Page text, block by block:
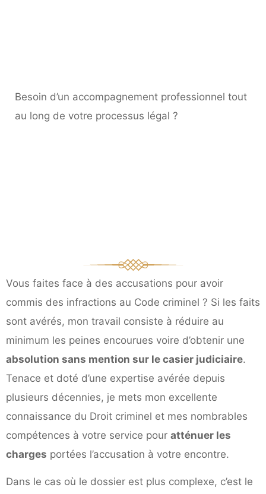
Besoin d’un accompagnement professionnel tout
au long de votre processus légal ?
Vous faites face à des accusations pour avoir
commis des infractions au Code criminel ? Si les faits
sont avérés, mon travail consiste à réduire au
minimum les peines encourues voire d’obtenir une
absolution sans mention sur le casier judiciaire.
Tenace et doté d’une expertise avérée depuis
plusieurs décennies, je mets mon excellente
connaissance du Droit criminel et mes nombrables
compétences à votre service pour atténuer les
charges portées l’accusation à votre encontre.
Dans le cas où le dossier est plus complexe, c’est le